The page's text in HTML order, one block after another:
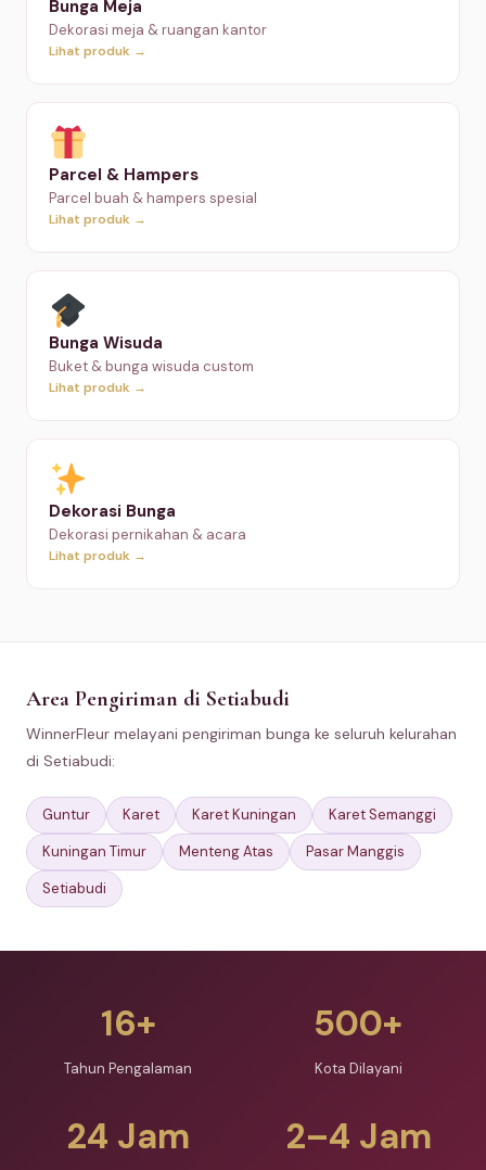
Bunga Meja
Dekorasi meja & ruangan kantor
Lihat produk →
Parcel & Hampers
Parcel buah & hampers spesial
Lihat produk →
Bunga Wisuda
Buket & bunga wisuda custom
Lihat produk →
Dekorasi Bunga
Dekorasi pernikahan & acara
Lihat produk →
Area Pengiriman di Setiabudi
WinnerFleur melayani pengiriman bunga ke seluruh kelurahan
di Setiabudi:
Guntur Karet Karet Kuningan
Karet Semanggi
Kuningan Timur
Menteng Atas
Pasar Manggis
Setiabudi
16+
Tahun Pengalaman
500+
Kota Dilayani
24 Jam 2–4 Jam